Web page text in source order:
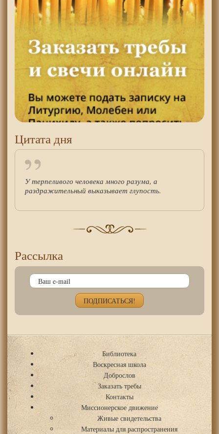
Цитата дня
У терпеливого человека много разума, а
раздражительный выказывает глупость.
Рассылка
Библиотека
Воскресная школа
Доброслов
Заказать требы
Контакты
Миссионерское движение
Живые свидетельства
Материалы для распространения